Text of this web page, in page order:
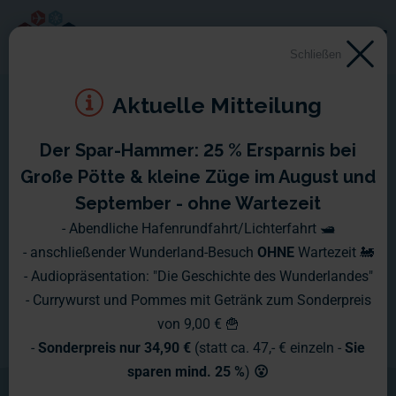
Schließen
Aktuelle Mitteilung
Der Spar-Hammer: 25 % Ersparnis bei
Große Pötte & kleine Züge im August und
September - ohne Wartezeit
- Abendliche Hafenrundfahrt/Lichterfahrt 🛥️
- anschließender Wunderland-Besuch OHNE Wartezeit 🚂
- Audiopräsentation: "Die Geschichte des Wunderlandes"
- Currywurst und Pommes mit Getränk zum Sonderpreis
von 9,00 € 🍟
- Sonderpreis nur 34,90 € (statt ca. 47,- € einzeln - Sie
sparen mind. 25 %) 😮